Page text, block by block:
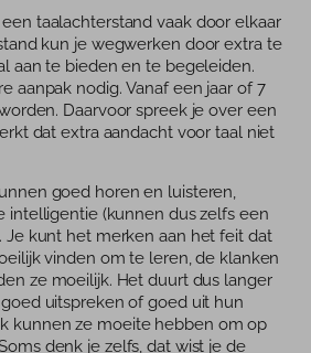
taalachterstand vaak door elkaar
kun je wegwerken door extra te
aan te bieden en te begeleiden.
aanpak nodig. Vanaf een jaar of 7
Daarvoor spreek je over een
dat extra aandacht voor taal niet
goed horen en luisteren,
intelligentie (kunnen dus zelfs een
Je kunt het merken aan het feit dat
vinden om te leren, de klanken
ze moeilijk. Het duurt dus langer
uitspreken of goed uit hun
kunnen ze moeite hebben om op
denk je zelfs, dat wist je de